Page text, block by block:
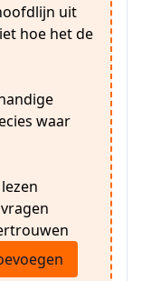
uit
hoe het de
waar